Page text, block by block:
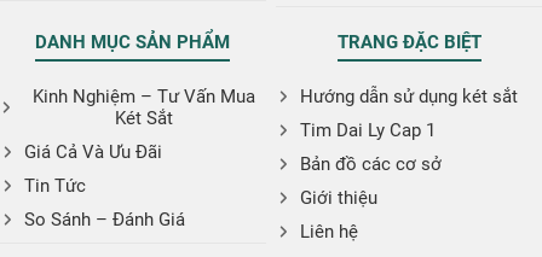
DANH MỤC SẢN PHẨM
Kinh Nghiệm – Tư Vấn Mua
Két Sắt
Giá Cả Và Ưu Đãi
Tin Tức
So Sánh – Đánh Giá
TRANG ĐẶC BIỆT
Hướng dẫn sử dụng két sắt
Tim Dai Ly Cap 1
Bản đồ các cơ sở
Giới thiệu
Liên hệ